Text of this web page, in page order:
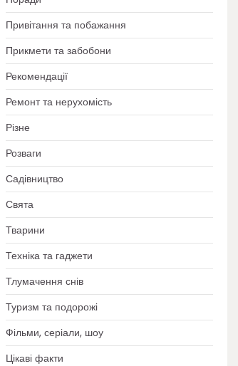
Привітання та побажання
Прикмети та забобони
Рекомендації
Ремонт та нерухомість
Різне
Розваги
Садівництво
Свята
Тварини
Техніка та гаджети
Тлумачення снів
Туризм та подорожі
Фільми, серіали, шоу
Цікаві факти